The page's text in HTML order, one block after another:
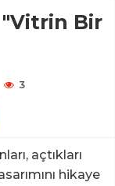
"Vitrin Bir
3
açtıkları
hikaye